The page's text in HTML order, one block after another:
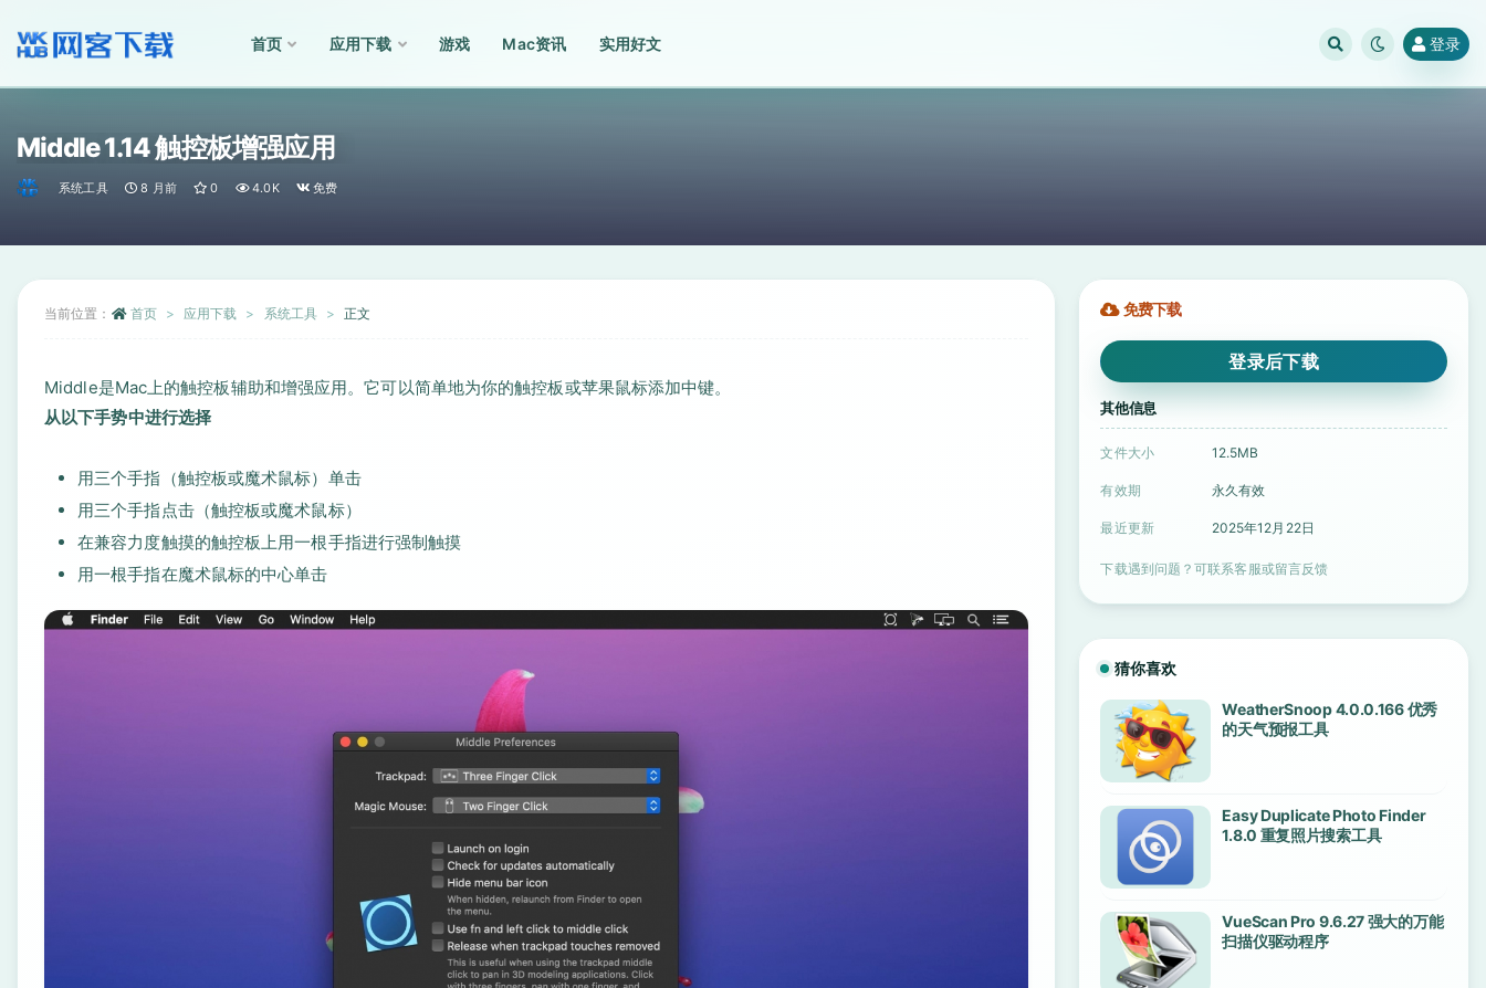
首页 应用下载 游戏 Mac资讯 实用好文 登录
Middle 1.14 触控板增强应用
系统工具 8 月前 0 4.0K 免费
当前位置： 首页 应用下载 系统工具 正文
Middle是Mac上的触控板辅助和增强应用。它可以简单地为你的触控板或苹果鼠标添加中键。
从以下手势中进行选择
用三个手指（触控板或魔术鼠标）单击
用三个手指点击（触控板或魔术鼠标）
在兼容力度触摸的触控板上用一根手指进行强制触摸
用一根手指在魔术鼠标的中心单击
免费下载
登录后下载
其他信息
文件大小 12.5MB
有效期 永久有效
最近更新 2025年12月22日
下载遇到问题？可联系客服或留言反馈
猜你喜欢
WeatherSnoop 4.0.0.166 优秀
的天气预报工具
Easy Duplicate Photo Finder
1.8.0 重复照片搜索工具
VueScan Pro 9.6.27 强大的万能
扫描仪驱动程序